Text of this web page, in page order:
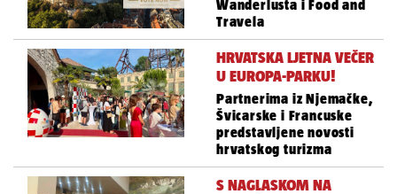
Wanderlusta i Food and
Travela
HRVATSKA LJETNA VEČER
U EUROPA-PARKU!
Partnerima iz Njemačke,
Švicarske i Francuske
predstavljene novosti
hrvatskog turizma
S NAGLASKOM NA